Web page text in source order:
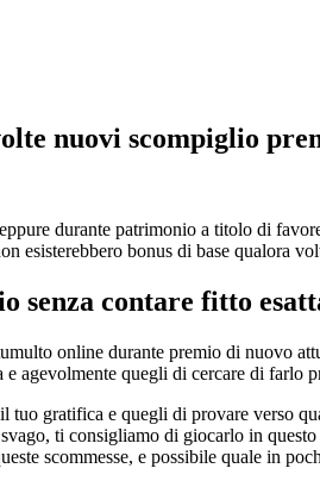
nuovi scompiglio
durante patrimonio a titolo di
esisterebbero bonus di base qualora
senza contare fitto
online durante premio di nuovo
agevolmente quegli di cercare di
tuo gratifica e quegli di provare verso
ti consigliamo di giocarlo in
scommesse, e possibile quale in